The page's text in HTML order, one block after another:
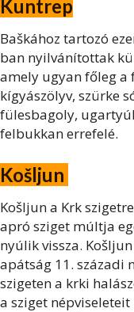
Kuntrep
Baškához tartozó
ban nyilvánítottak
amely ugyan főleg a
kígyászölyv, szürke
fülesbagoly,
felbukkan errefelé.
Košljun
Košljun a Krk
apró sziget múltja
nyúlik vissza.
apátság 11. századi
szigeten a krki
a sziget